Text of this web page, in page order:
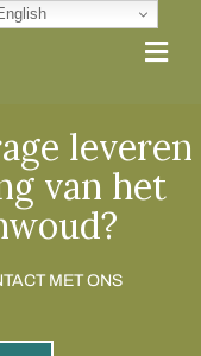
leveren
van het
MET ONS